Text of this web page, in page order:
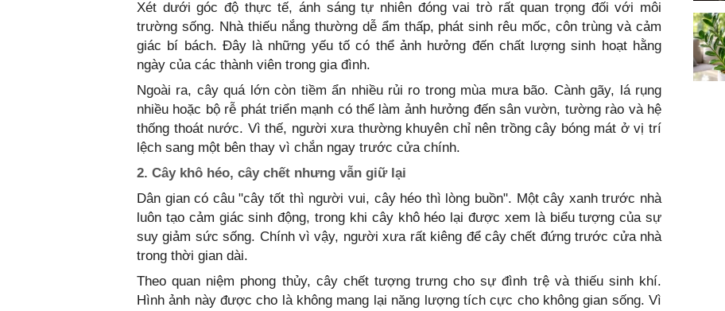
Xét dưới góc độ thực tế, ánh sáng tự nhiên đóng vai trò rất quan trọng đối với môi
trường sống. Nhà thiếu nắng thường dễ ẩm thấp, phát sinh rêu mốc, côn trùng và cảm
giác bí bách. Đây là những yếu tố có thể ảnh hưởng đến chất lượng sinh hoạt hằng
ngày của các thành viên trong gia đình.
Ngoài ra, cây quá lớn còn tiềm ẩn nhiều rủi ro trong mùa mưa bão. Cành gãy, lá rụng
nhiều hoặc bộ rễ phát triển mạnh có thể làm ảnh hưởng đến sân vườn, tường rào và hệ
thống thoát nước. Vì thế, người xưa thường khuyên chỉ nên trồng cây bóng mát ở vị trí
lệch sang một bên thay vì chắn ngay trước cửa chính.
2. Cây khô héo, cây chết nhưng vẫn giữ lại
Dân gian có câu "cây tốt thì người vui, cây héo thì lòng buồn". Một cây xanh trước nhà
luôn tạo cảm giác sinh động, trong khi cây khô héo lại được xem là biểu tượng của sự
suy giảm sức sống. Chính vì vậy, người xưa rất kiêng để cây chết đứng trước cửa nhà
trong thời gian dài.
Theo quan niệm phong thủy, cây chết tượng trưng cho sự đình trệ và thiếu sinh khí.
Hình ảnh này được cho là không mang lại năng lượng tích cực cho không gian sống. Vì